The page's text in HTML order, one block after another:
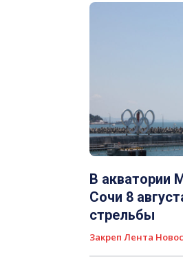
В акватории
Сочи 8
стрельбы
Закреп Лента